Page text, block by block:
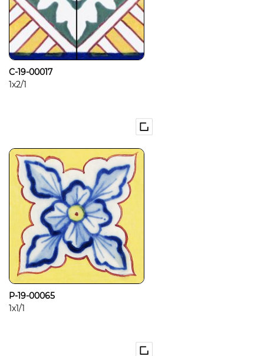
C-19-00017
1x2/1
P-19-00065
1x1/1